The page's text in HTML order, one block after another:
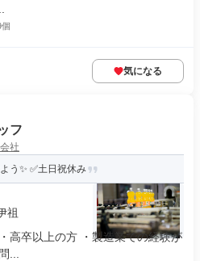
気になる
フ
社
う✨ ✅土日祝休み
祖
高卒以上の方 ・製造業での経験が
...